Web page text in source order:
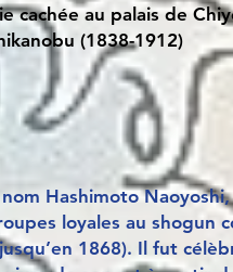
cachée au palais de
(1838-1912)
Hashimoto
loyales au shogun
1868). Il fut